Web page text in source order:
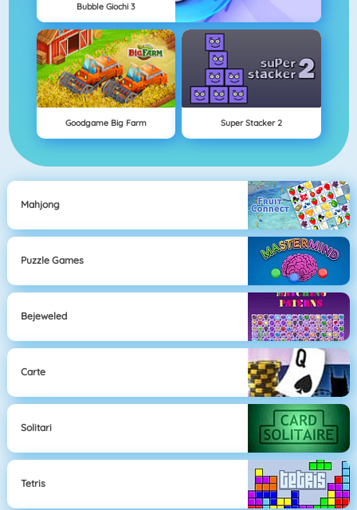
Bubble Giochi 3
Goodgame Big Farm Super Stacker 2
Mahjong
Puzzle Games
Bejeweled
Carte
Solitari
Tetris